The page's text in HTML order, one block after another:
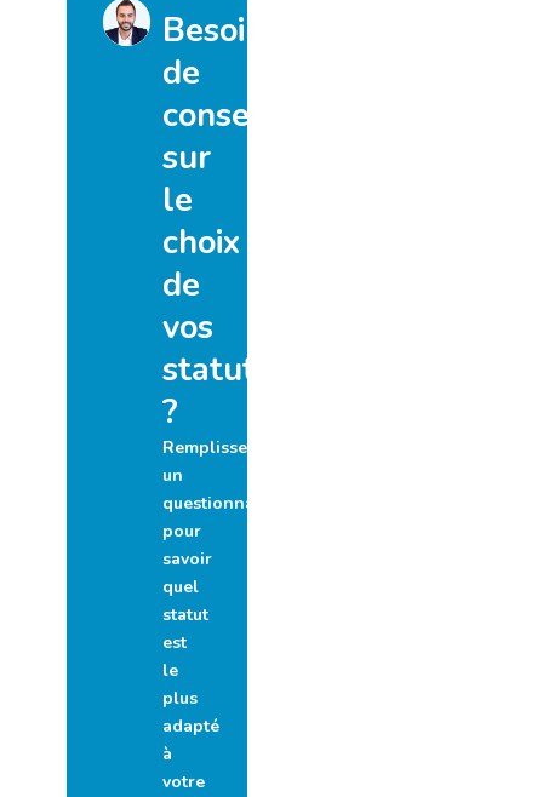
Besoin
de
conseil
sur
le
choix
de
vos
statuts
?
Remplissez
un
questionnaire
pour
savoir
quel
statut
est
le
plus
adapté
à
votre